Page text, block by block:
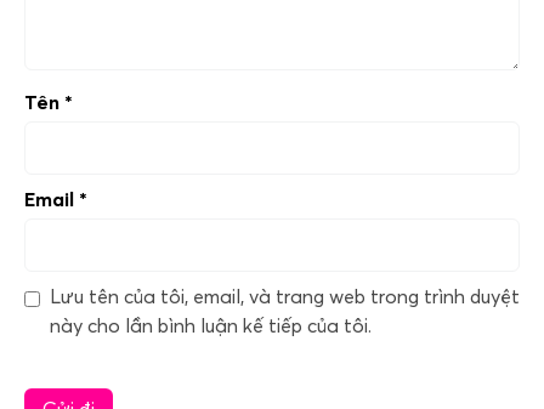
Tên *
Email *
Lưu tên của tôi, email, và trang web trong trình duyệt
này cho lần bình luận kế tiếp của tôi.